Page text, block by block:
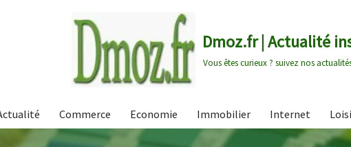
Dmoz.fr | Actualité
Vous êtes curieux ? suivez nos
Commerce Economie Immobilier Internet